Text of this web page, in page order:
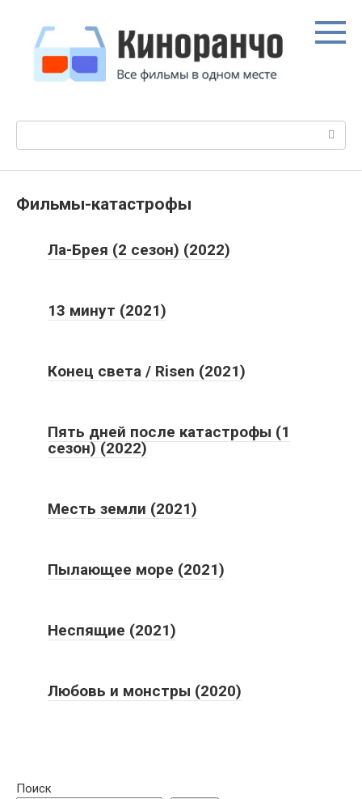
контенту
Фильмы-катастрофы
Ла-Брея (2 сезон) (2022)
13 минут (2021)
Конец света / Risen (2021)
Пять дней после катастрофы (1
сезон) (2022)
Месть земли (2021)
Пылающее море (2021)
Неспящие (2021)
Любовь и монстры (2020)
Поиск